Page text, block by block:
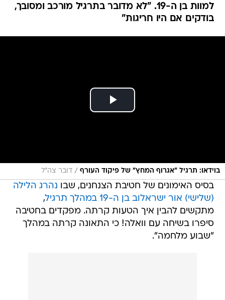
למוות בן ה-19. "לא מדובר בתרגיל מורכב ומסובך,
בודקים אם היו חריגות"
בוידאו: תרגיל "אגרוף המחץ" של פיקוד העורף / דובר צה"ל
בסיס האימונים של חטיבת הצנחנים, שבו נהרג הלילה
(שלישי) אור ישראלוב בן ה-19 במהלך תרגיל
,
מתקשים להבין איך הטעות קרתה. מפקדים בחטיבה
סיפרו בשיחה עם וואלה! כי התאונה קרתה במהלך
"שבוע מלחמה".